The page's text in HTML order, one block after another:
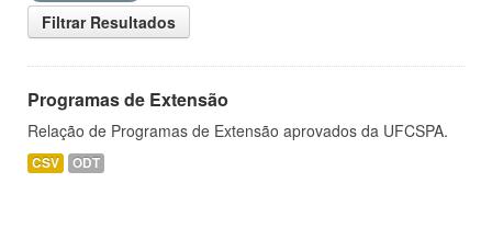
Filtrar Resultados
Programas de Extensão
Relação de Programas de Extensão aprovados da UFCSPA.
CSV ODT